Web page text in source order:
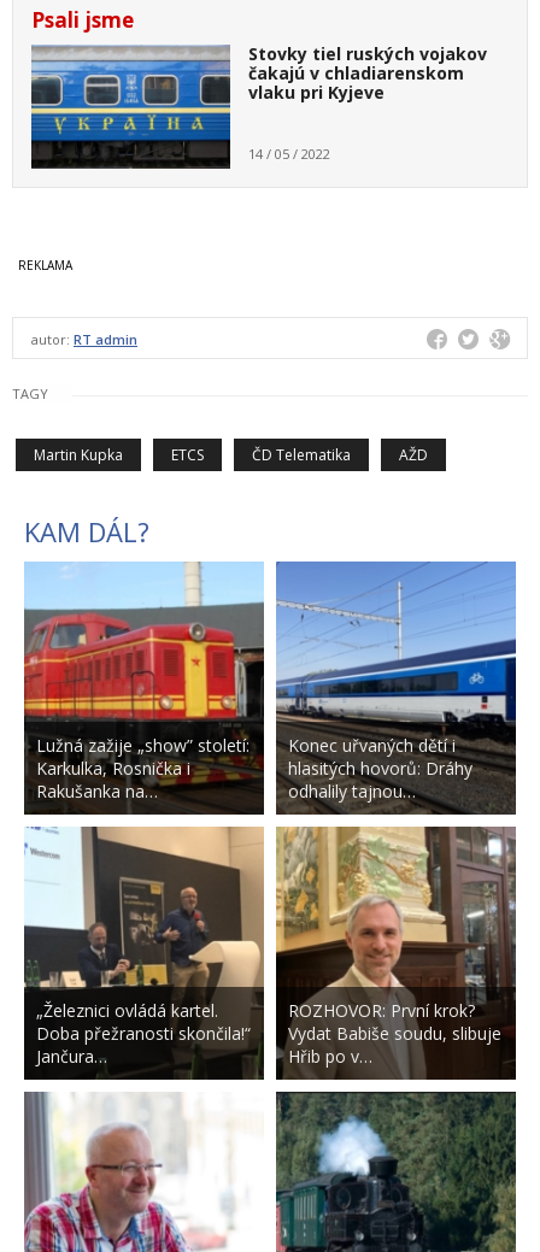
Psali jsme
Stovky tiel ruských vojakov
čakajú v chladiarenskom
vlaku pri Kyjeve
14 / 05 / 2022
autor: RT admin
TAGY
Martin Kupka ETCS ČD Telematika AŽD
KAM DÁL?
Lužná zažije „show” století:
Karkulka, Rosnička i
Rakušanka na…
„Železnici ovládá kartel.
Doba přežranosti skončila!“
Jančura…
Konec uřvaných dětí i
hlasitých hovorů: Dráhy
odhalily tajnou…
ROZHOVOR: První krok?
Vydat Babiše soudu, slibuje
Hřib po v…